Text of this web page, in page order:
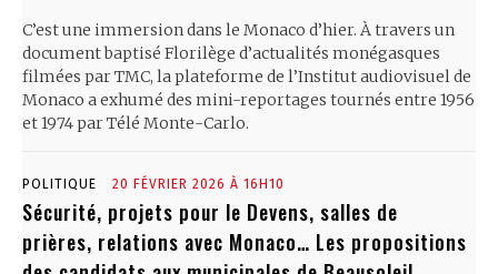
C’est une immersion dans le Monaco d’hier. À travers un
document baptisé Florilège d’actualités monégasques
filmées par TMC, la plateforme de l’Institut audiovisuel de
Monaco a exhumé des mini-reportages tournés entre 1956
et 1974 par Télé Monte-Carlo.
POLITIQUE 20 FÉVRIER 2026 À 16H10
Sécurité, projets pour le Devens, salles de
prières, relations avec Monaco… Les propositions